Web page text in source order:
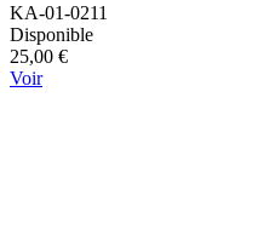
KA-01-0211
Disponible
25,00 €
Voir